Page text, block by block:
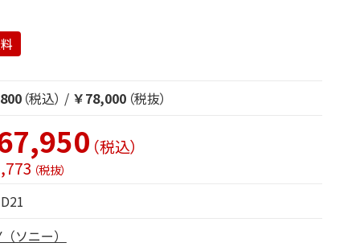
（税込） / ￥78,000 （税抜）
（税込）
（税抜）
ソニー）